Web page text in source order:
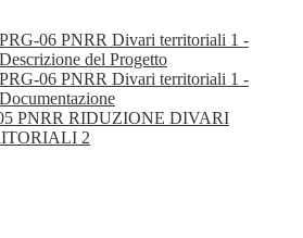
PRG-06 PNRR Divari territoriali 1 -
Descrizione del Progetto
PRG-06 PNRR Divari territoriali 1 -
Documentazione
PNRR RIDUZIONE DIVARI
2